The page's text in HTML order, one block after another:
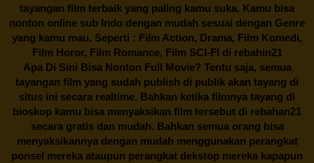
tayangan film terbaik yang paling kamu suka. Kamu bisa
nonton online sub Indo dengan mudah sesuai dengan Genre
yang kamu mau. Seperti : Film Action, Drama, Film Komedi,
Film Horor, Film Romance, Film SCI-FI di rebahin21
Apa Di Sini Bisa Nonton Full Movie? Tentu saja, semua
tayangan film yang sudah publish di publik akan tayang di
situs ini secara realtime. Bahkan ketika filmnya tayang di
bioskop kamu bisa menyaksikan film tersebut di rebahan21
secara gratis dan mudah. Bahkan semua orang bisa
menyaksikannya dengan mudah menggunakan perangkat
ponsel mereka ataupun perangkat dekstop mereka kapapun